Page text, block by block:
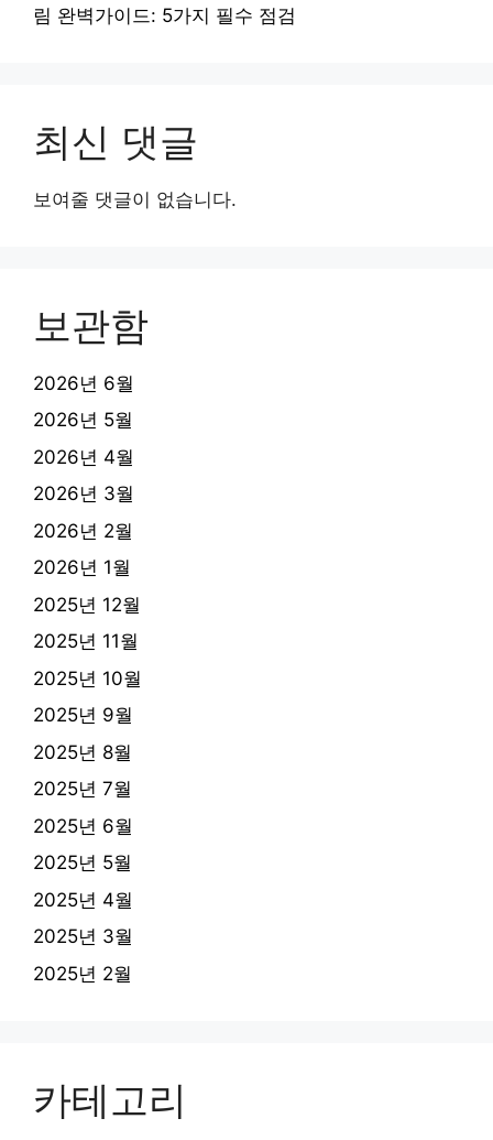
림 완벽가이드: 5가지 필수 점검
최신 댓글
보여줄 댓글이 없습니다.
보관함
2026년 6월
2026년 5월
2026년 4월
2026년 3월
2026년 2월
2026년 1월
2025년 12월
2025년 11월
2025년 10월
2025년 9월
2025년 8월
2025년 7월
2025년 6월
2025년 5월
2025년 4월
2025년 3월
2025년 2월
카테고리